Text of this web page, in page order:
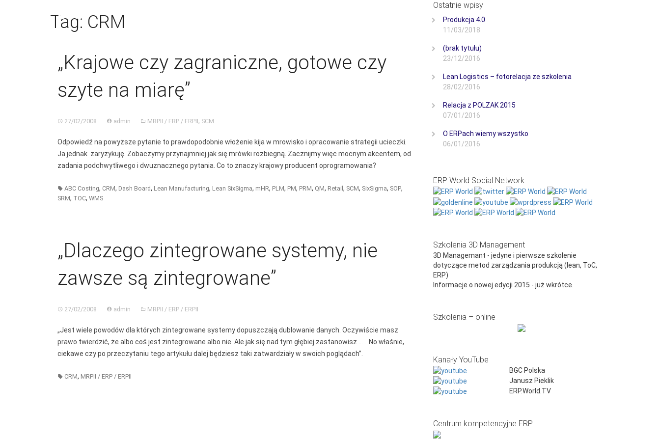
BGC
SZKOLENIA FACTORY TOUR
POLITYKA PLIKÓW COOKIES (EU)
Tag: CRM
„Krajowe czy zagraniczne, gotowe czy
szyte na miarę”
27/02/2008 admin MRPII / ERP / ERPII, SCM
Odpowiedź na powyższe pytanie to prawdopodobnie włożenie kija w mrowisko i opracowanie strategii ucieczki.
Ja jednak zaryzykuję. Zobaczymy przynajmniej jak się mrówki rozbiegną. Zacznijmy więc mocnym akcentem, od
zadania podchwytliwego i dwuznacznego pytania. Co to znaczy krajowy producent oprogramowania?
ABC Costing, CRM, Dash Board, Lean Manufacturing, Lean SixSigma, mHR, PLM, PM, PRM, QM, Retail , SCM, SixSigma, SOP,
SRM, TOC, WMS
„Dlaczego zintegrowane systemy, nie
zawsze są zintegrowane”
27/02/2008 admin MRPII / ERP / ERPII
„Jest wiele powodów dla których zintegrowane systemy dopuszczają dublowanie danych. Oczywiście masz
prawo twierdzić, że albo coś jest zintegrowane albo nie. Ale jak się nad tym głębiej zastanowisz … . No właśnie,
ciekawe czy po przeczytaniu tego artykułu dalej będziesz taki zatwardziały w swoich poglądach”.
CRM, MRPII / ERP / ERPII
Ostatnie wpisy
Produkcja 4.0
11/03/2018
(brak tytułu)
23/12/2016
Lean Logistics – fotorelacja ze szkolenia
28/02/2016
Relacja z POLZAK 2015
07/01/2016
O ERPach wiemy wszystko
06/01/2016
ERP World Social Network
Szkolenia 3D Management
3D Managemant - jedyne i pierwsze szkolenie
dotyczące metod zarządzania produkcją (lean, ToC,
ERP)
Informacje o nowej edycji 2015 - już wkrótce.
Szkolenia – online
Kanały YouTube
BGC Polska
Janusz Pieklik
ERP.World.TV
Centrum kompetencyjne ERP